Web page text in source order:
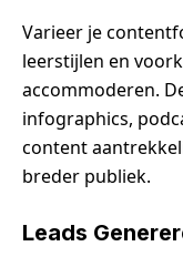
Varieer je
leerstijlen en
accommoderen.
infographics,
content
breder publiek.
Leads